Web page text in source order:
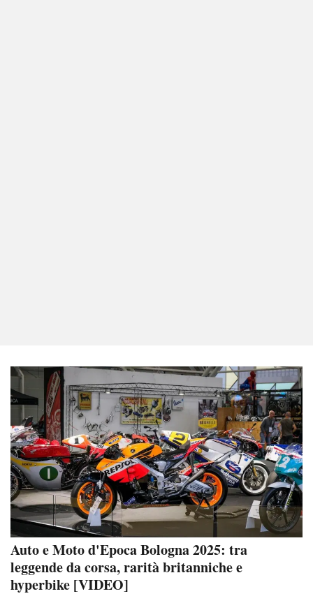
Auto e Moto d'Epoca Bologna 2025: tra
leggende da corsa, rarità britanniche e
hyperbike [VIDEO]